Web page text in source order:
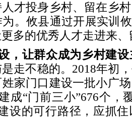
才投身乡村、留在乡
。攸县通过开展实训
多的优秀人才走进来
，让群众成为乡村建
走不稳的。2018年初
家门口建设一批小广
成“门前三小”676个，
设的可行路径，应抓